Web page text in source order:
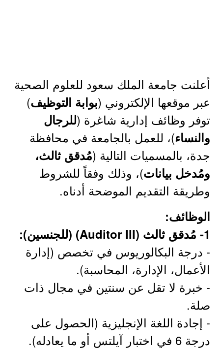
أعلنت جامعة الملك سعود للعلوم الصحية
عبر موقعها الإلكتروني (بوابة التوظيف)
توفر وظائف إدارية شاغرة (للرجال
والنساء)، للعمل بالجامعة في محافظة
جدة، بالمسميات التالية (مُدقق ثالث،
ومُدخل بيانات)، وذلك وفقاً للشروط
وطريقة التقديم الموضحة أدناه.
الوظائف:
1- مُدقق ثالث (Auditor III) (للجنسين):
- درجة البكالوريوس في تخصص (إدارة
الأعمال، الإدارة، المحاسبة).
- خبرة لا تقل عن سنتين في مجال ذات
صلة.
- إجادة اللغة الإنجليزية (الحصول على
درجة 6 في اختبار آيلتس أو ما يعادله).